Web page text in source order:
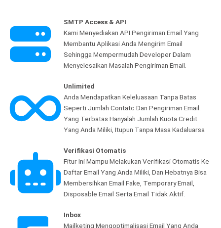
SMTP Access & API
Kami Menyediakan API Pengiriman Email Yang
Membantu Aplikasi Anda Mengirim Email
Sehingga Mempermudah Developer Dalam
Menyelesaikan Masalah Pengiriman Email.
Unlimited
Anda Mendapatkan Keleluasaan Tanpa Batas
Seperti Jumlah Contatc Dan Pengiriman Email.
Yang Terbatas Hanyalah Jumlah Kuota Credit
Yang Anda Miliki, Itupun Tanpa Masa Kadaluarsa
Verifikasi Otomatis
Fitur Ini Mampu Melakukan Verifikasi Otomatis Ke
Daftar Email Yang Anda Miliki, Dan Hebatnya Bisa
Membersihkan Email Fake, Temporary Email,
Disposable Email Serta Email Tidak Aktif.
Inbox
Mailketing Mengoptimalisasi Email Yang Anda